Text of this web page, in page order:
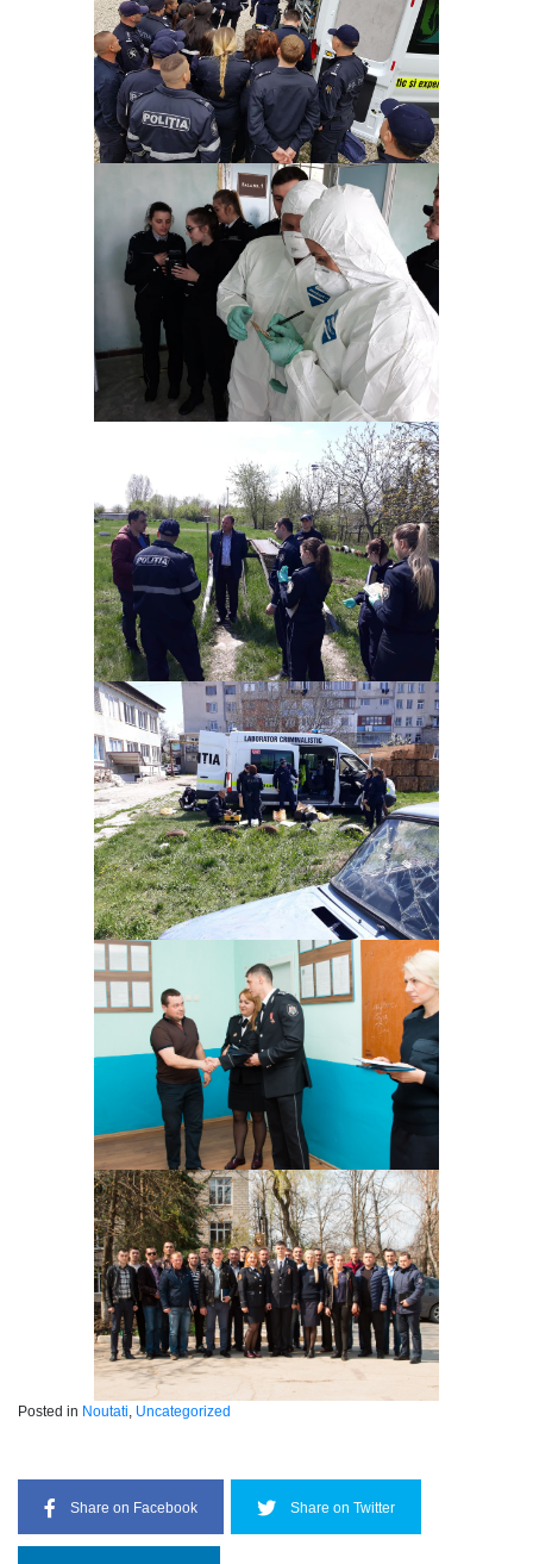
Posted in Noutati Uncategorized
Share on Facebook Share on Twitter